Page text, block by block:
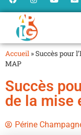
Accueil »Succès pour
MAP
Succès
de la mise
Périne